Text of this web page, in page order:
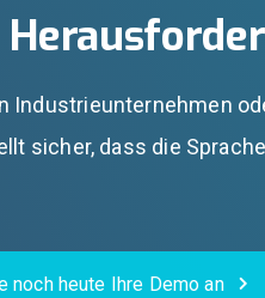
Industrieunternehmen
sicher, dass die
noch heute Ihre Demo an